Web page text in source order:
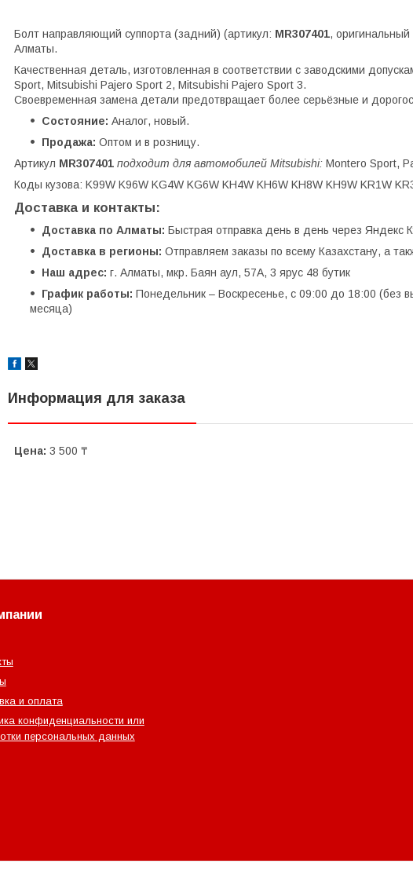
Болт направляющий суппорта (задний) (артикул: MR307401,
Алматы.
Качественная деталь, изготовленная в соответствии с заводскими
Sport, Mitsubishi Pajero Sport 2, Mitsubishi Pajero Sport 3.
Своевременная замена детали предотвращает более серьёзные и
Состояние: Аналог, новый.
Продажа: Оптом и в розницу.
Артикул MR307401 подходит для автомобилей Mitsubishi: Montero Sport,
Коды кузова: K99W K96W KG4W KG6W KH4W KH6W KH8W KH9W KR1W
Доставка и контакты:
Доставка по Алматы: Быстрая отправка день в день через Яндекс
Доставка в регионы: Отправляем заказы по всему Казахстану, а
Наш адрес: г. Алматы, мкр. Баян аул, 57А, 3 ярус 48 бутик
График работы: Понедельник – Воскресенье, с 09:00 до 18:00 (без
месяца)
Информация для заказа
Цена: 3 500 ₸
и оплата
конфиденциальности или
персональных данных